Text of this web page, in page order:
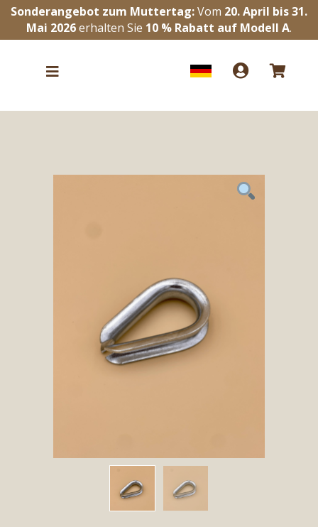
Sonderangebot zum Muttertag:Vom 20. April bis 31.
Mai 2026erhalten Sie 10 % Rabatt auf Modell A.
  